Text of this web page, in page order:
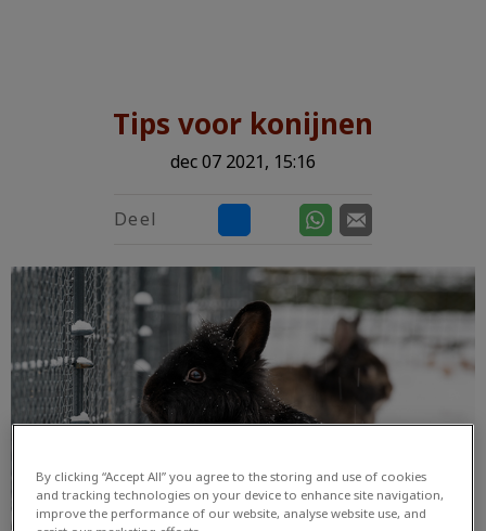
Tips voor konijnen
dec 07 2021, 15:16
Deel
By clicking “Accept All” you agree to the storing and use of cookies
and tracking technologies on your device to enhance site navigation,
improve the performance of our website, analyse website use, and